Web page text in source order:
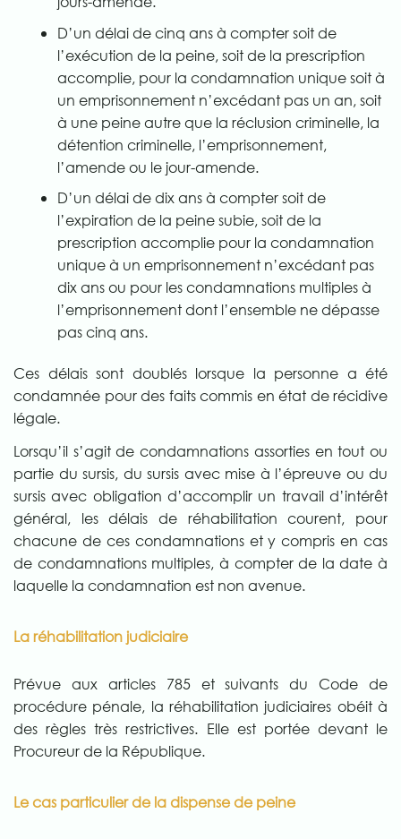
D’un délai de cinq ans à compter soit de
l’exécution de la peine, soit de la prescription
accomplie, pour la condamnation unique soit à
un emprisonnement n’excédant pas un an, soit
à une peine autre que la réclusion criminelle, la
détention criminelle, l’emprisonnement,
l’amende ou le jour-amende.
D’un délai de dix ans à compter soit de
l’expiration de la peine subie, soit de la
prescription accomplie pour la condamnation
unique à un emprisonnement n’excédant pas
dix ans ou pour les condamnations multiples à
l’emprisonnement dont l’ensemble ne dépasse
pas cinq ans.
Ces délais sont doublés lorsque la personne a été
condamnée pour des faits commis en état de récidive
légale.
Lorsqu’il s’agit de condamnations assorties en tout ou
partie du sursis, du sursis avec mise à l’épreuve ou du
sursis avec obligation d’accomplir un travail d’intérêt
général, les délais de réhabilitation courent, pour
chacune de ces condamnations et y compris en cas
de condamnations multiples, à compter de la date à
laquelle la condamnation est non avenue.
La réhabilitation judiciaire
Prévue aux articles 785 et suivants du Code de
procédure pénale, la réhabilitation judiciaires obéit à
des règles très restrictives. Elle est portée devant le
Procureur de la République.
Le cas particulier de la dispense de peine